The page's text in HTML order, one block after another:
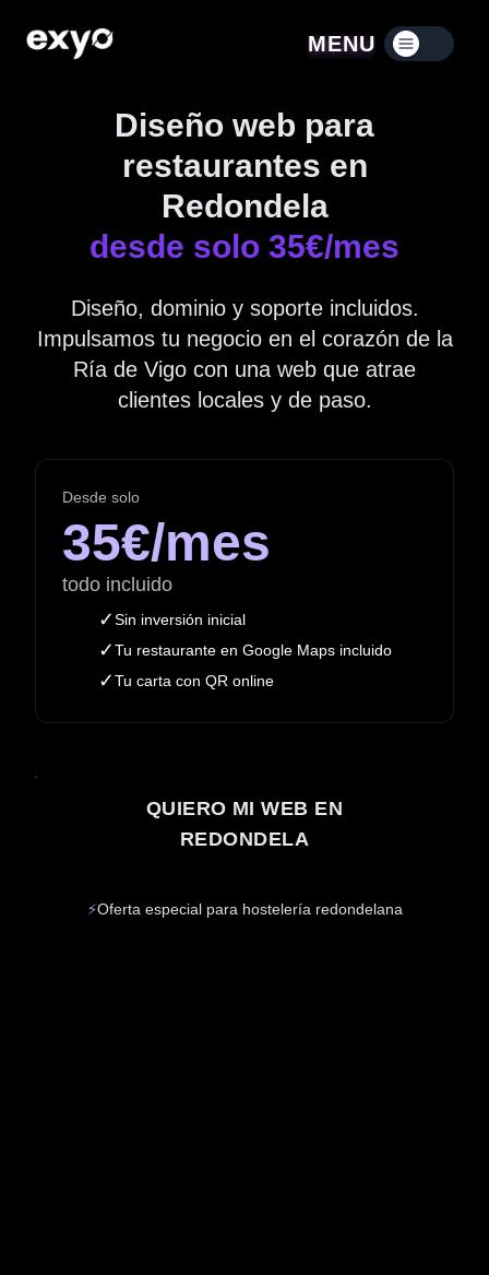
MENU
Menú contraído
Diseño web para
restaurantes en
Redondela
desde solo 35€/mes
Diseño, dominio y soporte incluidos.
Impulsamos tu negocio en el corazón de la
Ría de Vigo con una web que atrae
clientes locales y de paso.
Desde solo
35€/mes
todo incluido
✓Sin inversión inicial
✓Tu restaurante en Google Maps incluido
✓Tu carta con QR online
QUIERO MI WEB EN
REDONDELA
⚡Oferta especial para hostelería redondelana